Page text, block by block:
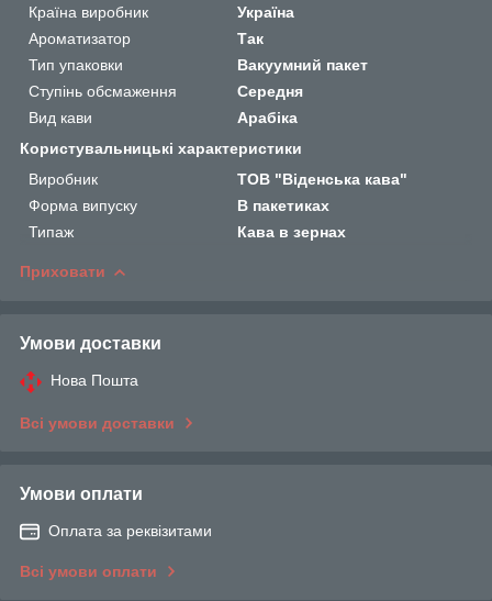
Країна виробник
Україна
Ароматизатор
Так
Тип упаковки
Вакуумний пакет
Ступінь обсмаження
Середня
Вид кави
Арабіка
Користувальницькі характеристики
Виробник
ТОВ "Віденська кава"
Форма випуску
В пакетиках
Типаж
Кава в зернах
Приховати
Умови доставки
Нова Пошта
Всі умови доставки
Умови оплати
Оплата за реквізитами
Всі умови оплати